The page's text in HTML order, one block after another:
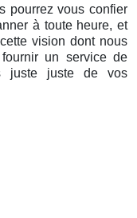
pourrez vous confier
à toute heure, et
vision dont nous
un service de
juste juste de vos